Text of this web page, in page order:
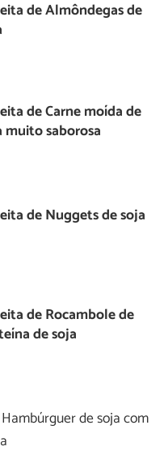
de Almôndegas de
de Carne moída de
muito saborosa
de Nuggets de soja
de Rocambole de
de soja
de soja com